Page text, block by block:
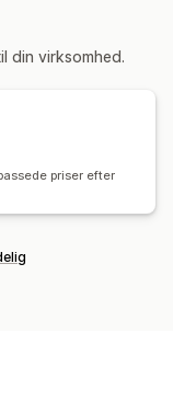
din virksomhed.
priser efter